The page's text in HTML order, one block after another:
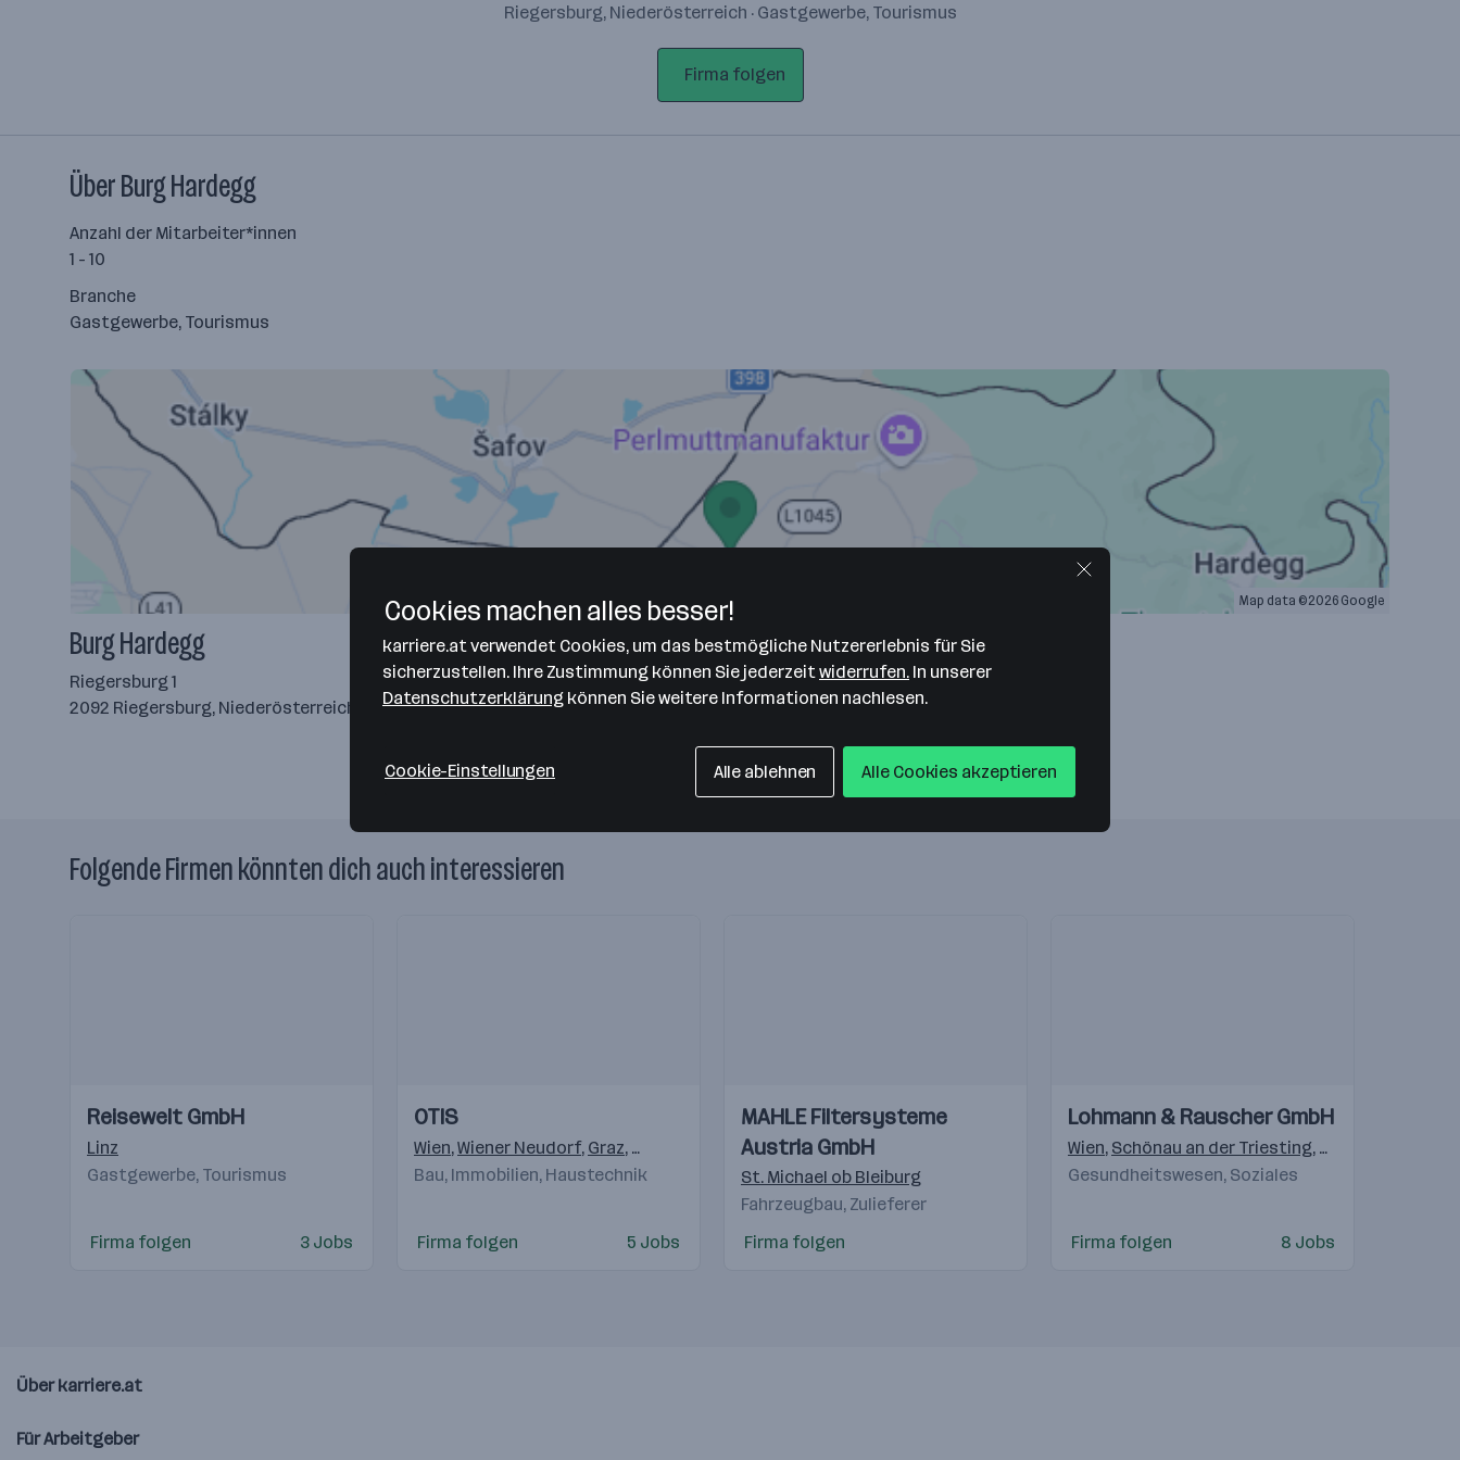
Riegersburg, Niederösterreich · Gastgewerbe, Tourismus
Firma folgen
Über Burg Hardegg
Anzahl der Mitarbeiter*innen
1 - 10
Branche
Gastgewerbe, Tourismus
Map data ©2026 Google
Burg Hardegg
Riegersburg 1
2092 Riegersburg, Niederösterreich
— Route berechnen
Folgende Firmen könnten dich auch interessieren
Videos
Einblicke
Einblicke
Reisewelt GmbH
Linz
Gastgewerbe, Tourismus
Firma folgen 3 Jobs
Videos
Einblicke
Einblicke
OTIS
Wien,Wiener Neudorf, Graz, Klagenfurt Linz,Bergheim,Innsbruck
Bau, Immobilien, Haustechnik
Firma folgen 5 Jobs
Videos
Einblicke
Einblicke
MAHLE Filtersysteme
Austria GmbH
St. Michael ob Bleiburg
Fahrzeugbau, Zulieferer
Firma folgen
Videos
Einblicke
Einblicke
Lohmann & Rauscher GmbH
Wien, Schönau an der Triesting, Graz
Gesundheitswesen, Soziales
Firma folgen 8 Jobs
Über karriere.at
Für Arbeitgeber
Cookies machen alles besser!
karriere.at verwendet Cookies, um das bestmögliche Nutzererlebnis für Sie
sicherzustellen. Ihre Zustimmung können Sie jederzeit widerrufen. In unserer
Datenschutzerklärung können Sie weitere Informationen nachlesen.
Cookie-Einstellungen Alle ablehnen Alle Cookies akzeptieren